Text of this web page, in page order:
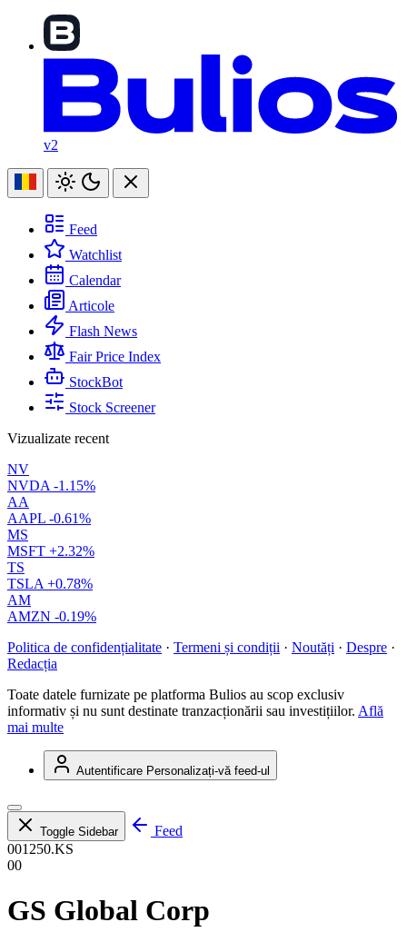
v2
Feed
Watchlist
Calendar
Articole
Flash News
Fair Price Index
StockBot
Stock Screener
Vizualizate recent
NV
NVDA -1.15%
AA
AAPL -0.61%
MS
MSFT +2.32%
TS
TSLA +0.78%
AM
AMZN -0.19%
Politica de confidențialitate · Termeni și condiții · Noutăți · Despre ·
Redacția
Toate datele furnizate pe platforma Bulios au scop exclusiv
informativ și nu sunt destinate tranzacționării sau investițiilor. Află
mai multe
Autentificare Personalizați-vă feed-ul
Toggle Sidebar
Feed
001250.KS
00
GS Global Corp